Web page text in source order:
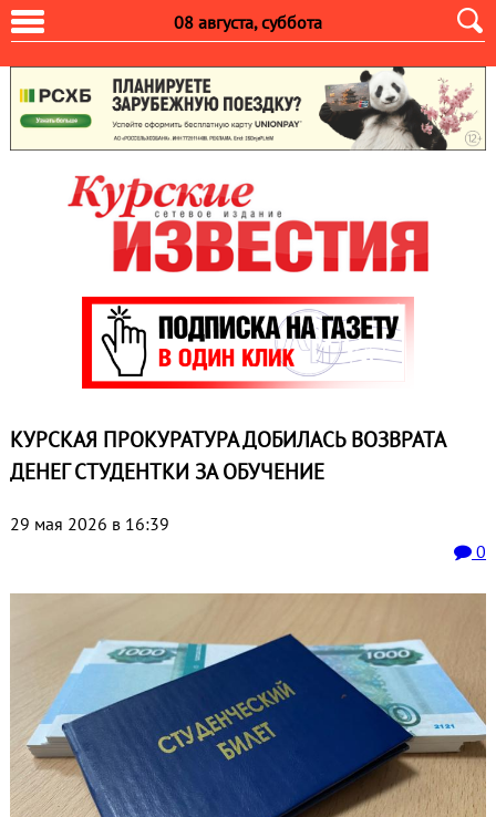
08 августа, суббота
КУРСКАЯ ПРОКУРАТУРА ДОБИЛАСЬ ВОЗВРАТА
ДЕНЕГ СТУДЕНТКИ ЗА ОБУЧЕНИЕ
29 мая 2026 в 16:39
0